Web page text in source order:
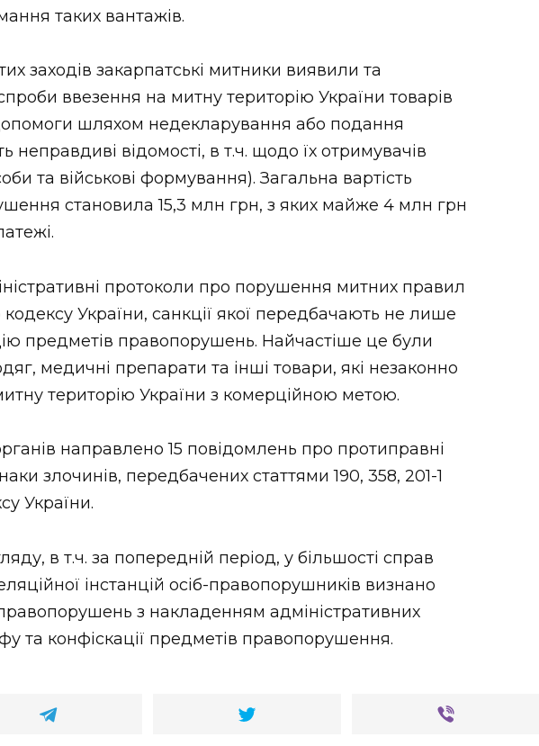
таких вантажів.
заходів закарпатські митники виявили та
ввезення на митну територію України товарів
шляхом недекларування або подання
неправдиві відомості, в т.ч. щодо їх отримувачів
та військові формування). Загальна вартість
становила 15,3 млн грн, з яких майже 4 млн грн
протоколи про порушення митних правил
кодексу України, санкції якої передбачають не лише
предметів правопорушень. Найчастіше це були
медичні препарати та інші товари, які незаконно
територію України з комерційною метою.
направлено 15 повідомлень про протиправні
злочинів, передбачених статтями 190, 358, 201-1
України.
в т.ч. за попередній період, у більшості справ
інстанцій осіб-правопорушників визнано
з накладенням адміністративних
та конфіскації предметів правопорушення.